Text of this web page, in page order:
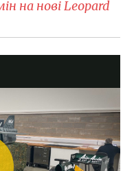
на нові Leopard